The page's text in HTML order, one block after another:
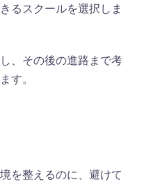
るスクールを選択しま
、その後の進路まで考
す。
を整えるのに、避けて